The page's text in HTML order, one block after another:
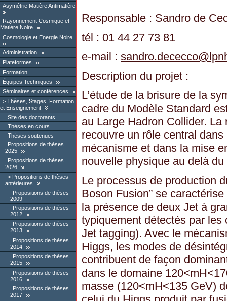
Asymétrie Matière Antimatière
Rayonnement Cosmique et
Matière Noire
Cosmologie et Energie Noire
Administration
Plateformes
Formation
Équipes Techniques
Séminaires et conférences
Thèses, Stages, Formation
et Enseignement
Site des doctorants
Thèses en cours
Thèses soutenues
Propositions de thèses
2025
Propositions de thèses
2026
Propositions de thèses
antérieures
Propositions de thèses
2009
Propositions de thèses
2012
Propositions de thèses
2013
Propositions de thèses
2014
Propositions de thèses
2015
Propositions de thèses
2016
Propositions de thèses
2017
Responsable : Sandro de
tél : 01 44 27 73 81
e-mail : sandro.dececco@
Description du projet :
L’étude de la brisure de la
cadre du Modèle Standard
au Large Hadron Collider.
recouvre un rôle central dans
mécanisme et dans la mise
nouvelle physique au delà
Le processus de production
Boson Fusion” se
la présence de deux Jet à
typiquement détectés par
Jet tagging). Avec le
Higgs, les modes de
contribuent de façon
dans le domaine
masse (120<mH<135 GeV)